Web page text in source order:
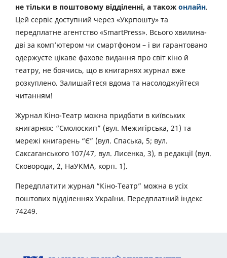
не тільки в поштовому відділенні, а також онлайн.
Цей сервіс доступний через «Укрпошту» та
передплатне агентство «SmartPress». Всього хвилина-
дві за комп’ютером чи смартфоном – і ви гарантовано
одержуєте цікаве фахове видання про світ кіно й
театру, не боячись, що в книгарнях журнал вже
розкуплено. Залишайтеся вдома та насолоджуйтеся
читанням!
Журнал Кіно-Театр можна придбати в київських
книгарнях: “Смолоскип” (вул. Межигірська, 21) та
мережі книгарень “Є” (вул. Спаська, 5; вул.
Саксаганського 107/47, вул. Лисенка, 3), в редакції (вул.
Сковороди, 2, НаУКМА, корп. 1).
Передплатити журнал “Кіно-Театр” можна в усіх
поштових відділеннях України. Передплатний індекс
74249.